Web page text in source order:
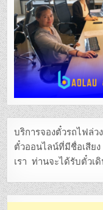
บริการจองตั๋วรถไฟล่
ตั๋วออนไลน์ที่มีชื่อเสีย
เรา ท่านจะได้รับตั๋วเ